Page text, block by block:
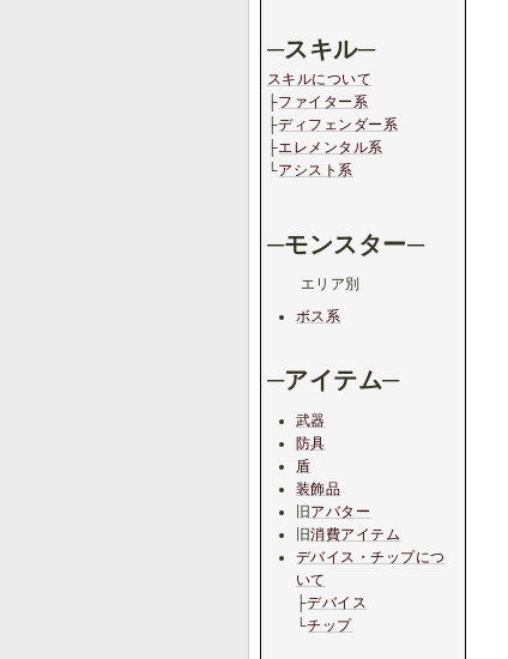
─スキル─
スキルについて
├ファイター系
├ディフェンダー系
├エレメンタル系
└アシスト系
─モンスター─
エリア別
ボス系
─アイテム─
武器
防具
盾
装飾品
旧アバター
旧消費アイテム
デバイス・チップにつ
いて
├デバイス
└チップ